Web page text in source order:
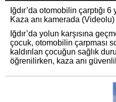
Iğdır’da otomobilin çarptığı
Kaza anı kamerada (Videolu)
Iğdır’da yolun karşısına
çocuk, otomobilin çarpması
kaldırılan çocuğun sağlık
öğrenilirken, kaza anı